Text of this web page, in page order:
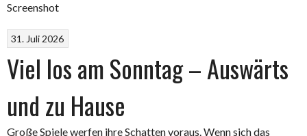
Screenshot
31. Juli 2026
Viel los am Sonntag – Auswärts
und zu Hause
Große Spiele werfen ihre Schatten voraus. Wenn sich das